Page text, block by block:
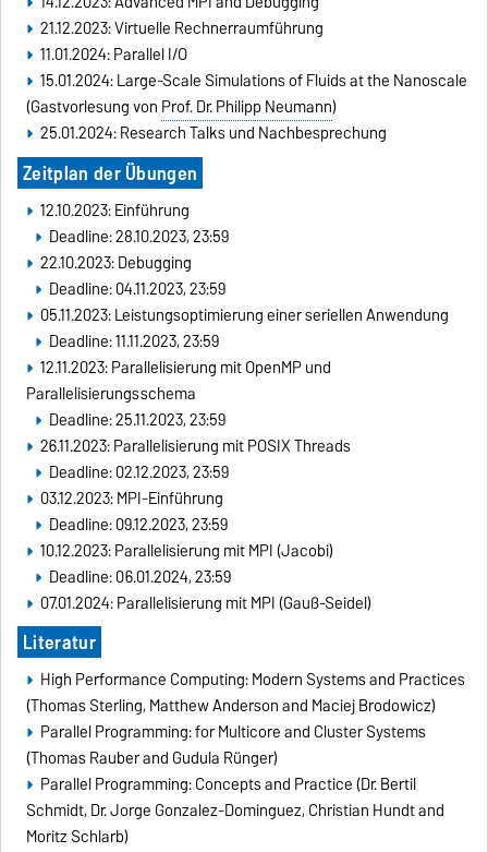
21.12.2023: Virtuelle Rechnerraumführung
11.01.2024: Parallel I/O
15.01.2024: Large-Scale Simulations of Fluids at the Nanoscale
(Gastvorlesung von Prof. Dr. Philipp Neumann)
25.01.2024: Research Talks und Nachbesprechung
Zeitplan der Übungen
12.10.2023: Einführung
Deadline: 28.10.2023, 23:59
22.10.2023: Debugging
Deadline: 04.11.2023, 23:59
05.11.2023: Leistungsoptimierung einer seriellen Anwendung
Deadline: 11.11.2023, 23:59
12.11.2023: Parallelisierung mit OpenMP und
Parallelisierungsschema
Deadline: 25.11.2023, 23:59
26.11.2023: Parallelisierung mit POSIX Threads
Deadline: 02.12.2023, 23:59
03.12.2023: MPI-Einführung
Deadline: 09.12.2023, 23:59
10.12.2023: Parallelisierung mit MPI (Jacobi)
Deadline: 06.01.2024, 23:59
07.01.2024: Parallelisierung mit MPI (Gauß-Seidel)
Literatur
High Performance Computing: Modern Systems and Practices
(Thomas Sterling, Matthew Anderson and Maciej Brodowicz)
Parallel Programming: for Multicore and Cluster Systems
(Thomas Rauber and Gudula Rünger)
Parallel Programming: Concepts and Practice (Dr. Bertil
Schmidt, Dr. Jorge Gonzalez-Dominguez, Christian Hundt and
Moritz Schlarb)